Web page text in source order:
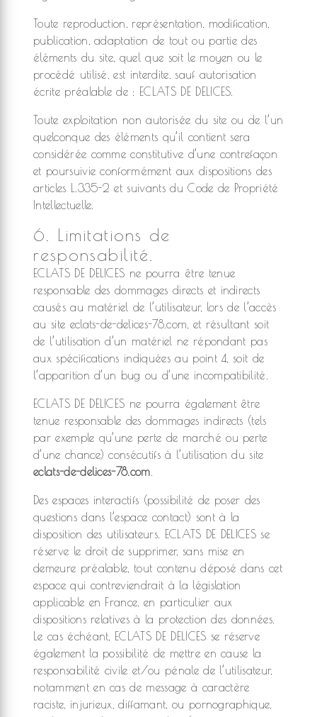
Toute reproduction, représentation, modification,
publication, adaptation de tout ou partie des
éléments du site, quel que soit le moyen ou le
procédé utilisé, est interdite, sauf autorisation
écrite préalable de : ECLATS DE DELICES.
Toute exploitation non autorisée du site ou de l’un
quelconque des éléments qu’il contient sera
considérée comme constitutive d’une contrefaçon
et poursuivie conformément aux dispositions des
articles L.335-2 et suivants du Code de Propriété
Intellectuelle.
6. Limitations de
responsabilité.
ECLATS DE DELICES ne pourra être tenue
responsable des dommages directs et indirects
causés au matériel de l’utilisateur, lors de l’accès
au site eclats-de-delices-78.com, et résultant soit
de l’utilisation d’un matériel ne répondant pas
aux spécifications indiquées au point 4, soit de
l’apparition d’un bug ou d’une incompatibilité.
ECLATS DE DELICES ne pourra également être
tenue responsable des dommages indirects (tels
par exemple qu’une perte de marché ou perte
d’une chance) consécutifs à l’utilisation du site
eclats-de-delices-78.com
Des espaces interactifs (possibilité de poser des
questions dans l’espace contact) sont à la
disposition des utilisateurs. ECLATS DE DELICES se
réserve le droit de supprimer, sans mise en
demeure préalable, tout contenu déposé dans cet
espace qui contreviendrait à la législation
applicable en France, en particulier aux
dispositions relatives à la protection des données.
Le cas échéant, ECLATS DE DELICES se réserve
également la possibilité de mettre en cause la
responsabilité civile et/ou pénale de l’utilisateur,
notamment en cas de message à caractère
raciste, injurieux, diffamant, ou pornographique,